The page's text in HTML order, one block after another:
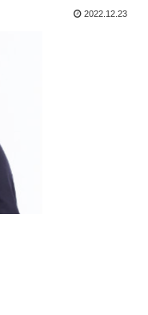
2022.12.23